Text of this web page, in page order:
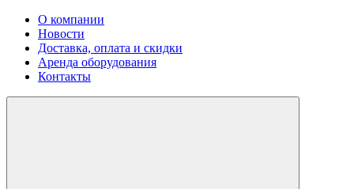
О компании
Новости
Доставка, оплата и скидки
Аренда оборудования
Контакты